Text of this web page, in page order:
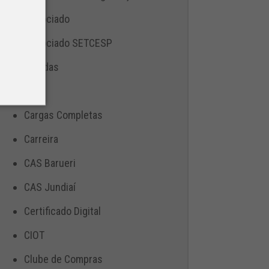
Associado
Associado SETCESP
Bebidas
Cargas Completas
Carreira
CAS Barueri
CAS Jundiaí
Certificado Digital
CIOT
Clube de Compras